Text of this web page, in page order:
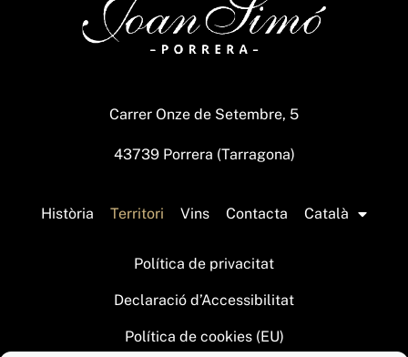
Carrer Onze de Setembre, 5
43739 Porrera (Tarragona)
Història Territori Vins Contacta Català
Política de privacitat
Declaració d’Accessibilitat
Política de cookies (EU)